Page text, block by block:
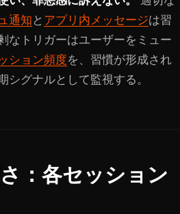
通知と アプリ内メッセージは習
なトリガーはユーザーをミュー
ション頻度を、習慣が形成され
シグナルとして監視する。
：各セッション